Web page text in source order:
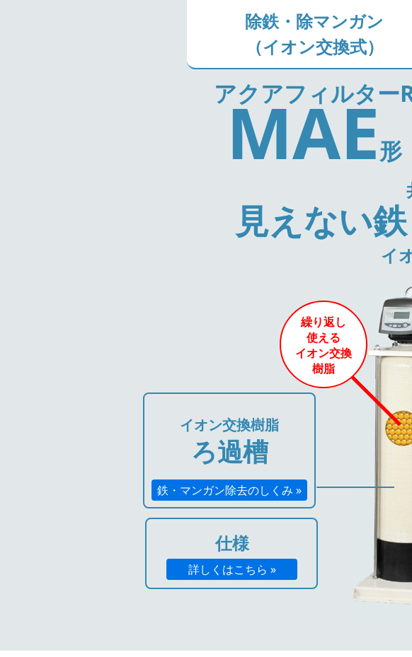
除鉄・除マンガン
（イオン交換式）
アクアフィルター
MAE形
見えない
イ
イオン交換樹脂
ろ過槽
鉄・マンガン除去のしくみ »
仕様
詳しくはこちら »
繰り返し
使える
イオン交換
樹脂